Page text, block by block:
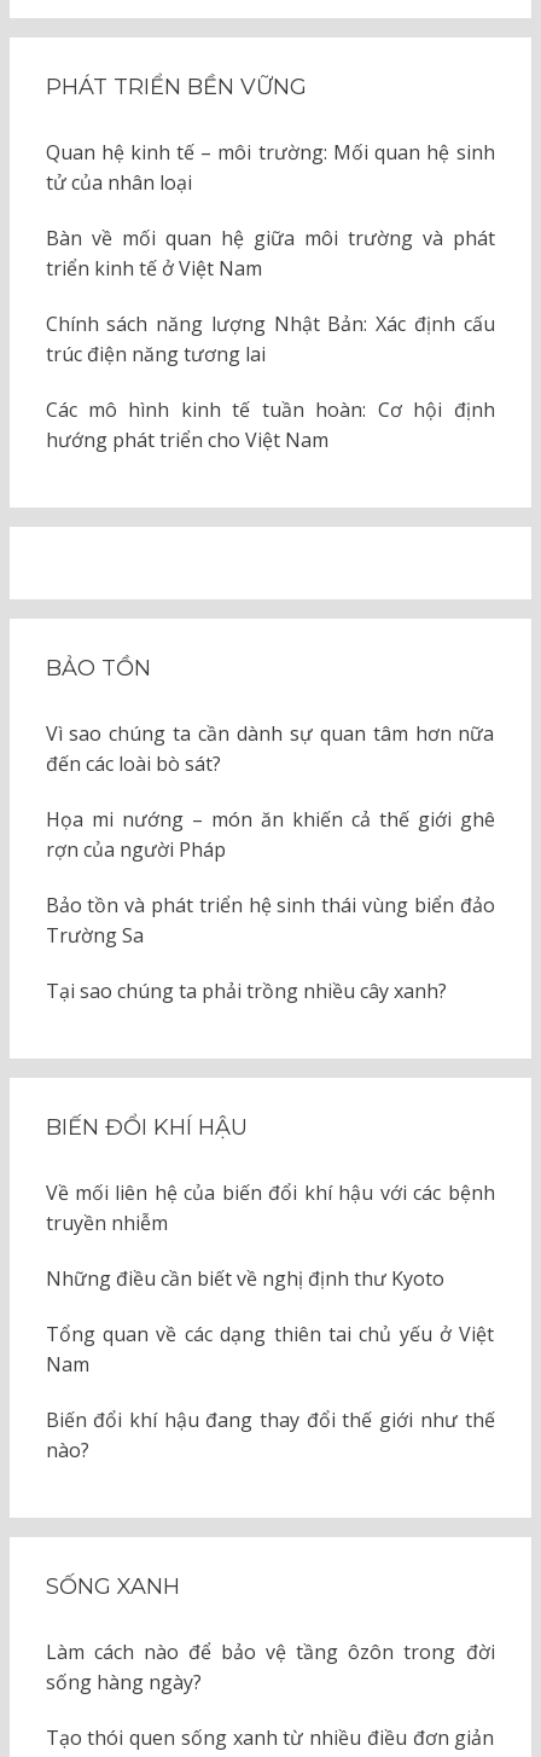
PHÁT TRIỂN BỀN VỮNG
Quan hệ kinh tế – môi trường: Mối quan hệ sinh
tử của nhân loại
Bàn về mối quan hệ giữa môi trường và phát
triển kinh tế ở Việt Nam
Chính sách năng lượng Nhật Bản: Xác định cấu
trúc điện năng tương lai
Các mô hình kinh tế tuần hoàn: Cơ hội định
hướng phát triển cho Việt Nam
BẢO TỒN
Vì sao chúng ta cần dành sự quan tâm hơn nữa
đến các loài bò sát?
Họa mi nướng – món ăn khiến cả thế giới ghê
rợn của người Pháp
Bảo tồn và phát triển hệ sinh thái vùng biển đảo
Trường Sa
Tại sao chúng ta phải trồng nhiều cây xanh?
BIẾN ĐỔI KHÍ HẬU
Về mối liên hệ của biến đổi khí hậu với các bệnh
truyền nhiễm
Những điều cần biết về nghị định thư Kyoto
Tổng quan về các dạng thiên tai chủ yếu ở Việt
Nam
Biến đổi khí hậu đang thay đổi thế giới như thế
nào?
SỐNG XANH
Làm cách nào để bảo vệ tầng ôzôn trong đời
sống hàng ngày?
Tạo thói quen sống xanh từ nhiều điều đơn giản